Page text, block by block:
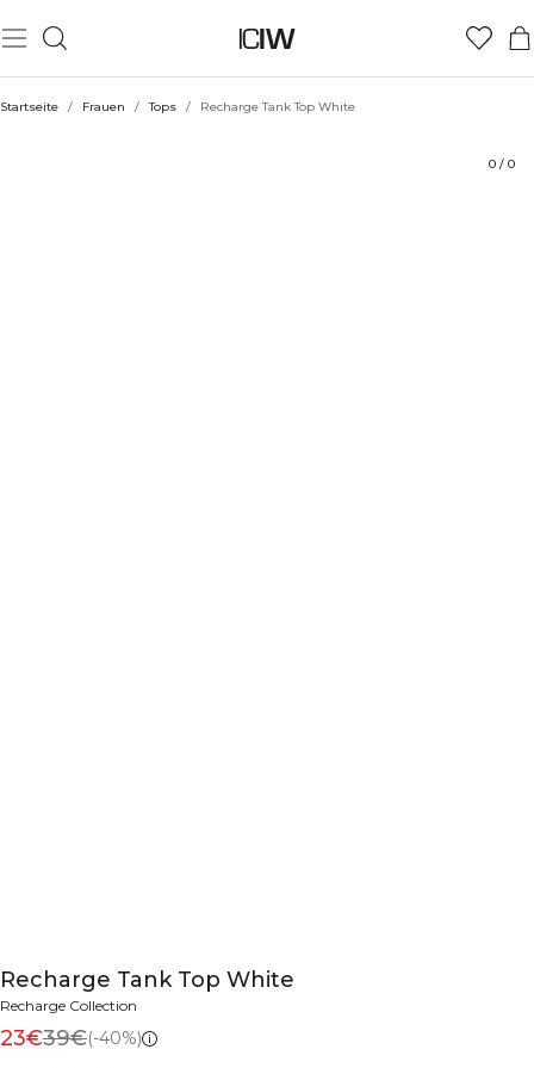
Startseite / Frauen / Tops / Recharge Tank Top White
0 / 0
Recharge Tank Top White
Recharge Collection
23€39€(-40%)